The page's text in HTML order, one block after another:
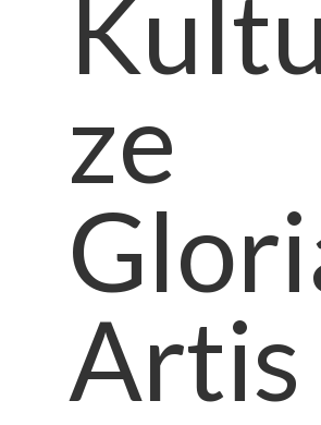
ze
Artis